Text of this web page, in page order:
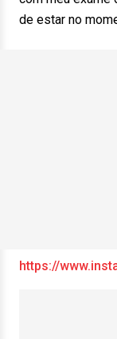
de estar no
https://